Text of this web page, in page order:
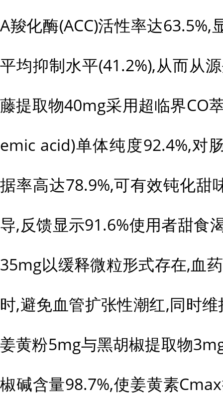
A羧化酶(ACC)活性率达
平均抑制水平(41.2%),从而从
藤提取物40mg采用超临界CO
emic acid)单体纯度92.4%,对
据率高达78.9%,可有效钝化甜
导,反馈显示91.6%使用者甜食
35mg以缓释微粒形式存在,血
时,避免血管扩张性潮红,同时
姜黄粉5mg与黑胡椒提取物
椒碱含量98.7%,使姜黄素